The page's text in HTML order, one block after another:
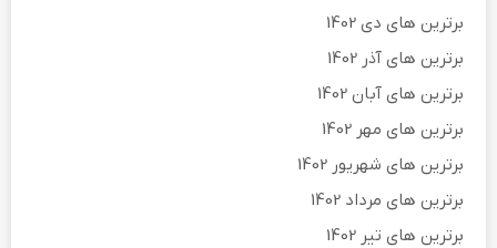
برترین های دی 1402
برترین های آذر 1402
برترین های آبان 1402
برترین های مهر 1402
برترین های شهریور 1402
برترین های مرداد 1402
برترین های تیر 1402